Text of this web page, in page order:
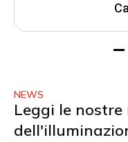
NEWS
Leggi le